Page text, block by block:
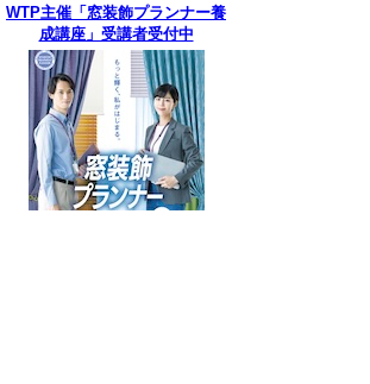
WTP主催「窓装飾プランナー養
成講座」受講者受付中